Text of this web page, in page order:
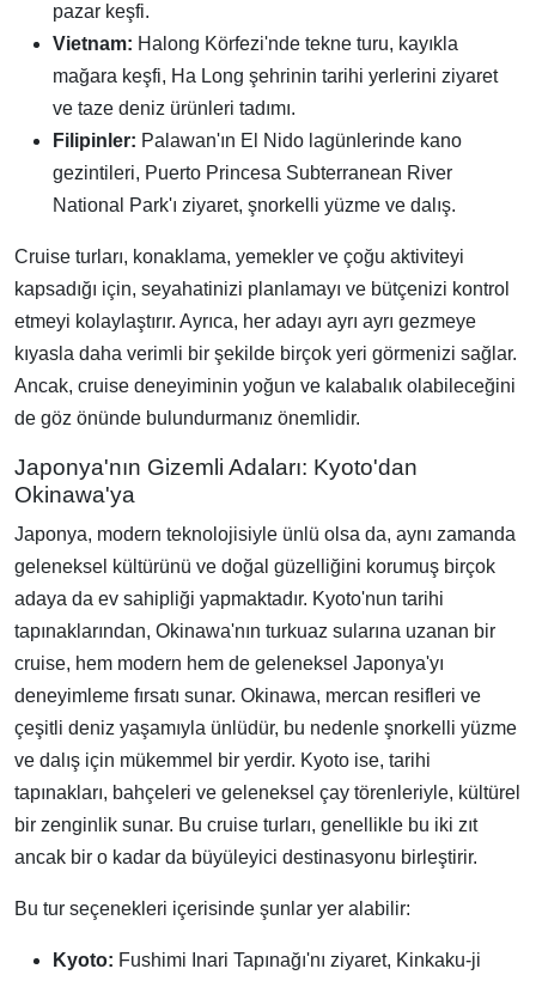
pazar keşfi.
Vietnam: Halong Körfezi'nde tekne turu, kayıkla
mağara keşfi, Ha Long şehrinin tarihi yerlerini ziyaret
ve taze deniz ürünleri tadımı.
Filipinler: Palawan'ın El Nido lagünlerinde kano
gezintileri, Puerto Princesa Subterranean River
National Park'ı ziyaret, şnorkelli yüzme ve dalış.
Cruise turları, konaklama, yemekler ve çoğu aktiviteyi
kapsadığı için, seyahatinizi planlamayı ve bütçenizi kontrol
etmeyi kolaylaştırır. Ayrıca, her adayı ayrı ayrı gezmeye
kıyasla daha verimli bir şekilde birçok yeri görmenizi sağlar.
Ancak, cruise deneyiminin yoğun ve kalabalık olabileceğini
de göz önünde bulundurmanız önemlidir.
Japonya'nın Gizemli Adaları: Kyoto'dan
Okinawa'ya
Japonya, modern teknolojisiyle ünlü olsa da, aynı zamanda
geleneksel kültürünü ve doğal güzelliğini korumuş birçok
adaya da ev sahipliği yapmaktadır. Kyoto'nun tarihi
tapınaklarından, Okinawa'nın turkuaz sularına uzanan bir
cruise, hem modern hem de geleneksel Japonya'yı
deneyimleme fırsatı sunar. Okinawa, mercan resifleri ve
çeşitli deniz yaşamıyla ünlüdür, bu nedenle şnorkelli yüzme
ve dalış için mükemmel bir yerdir. Kyoto ise, tarihi
tapınakları, bahçeleri ve geleneksel çay törenleriyle, kültürel
bir zenginlik sunar. Bu cruise turları, genellikle bu iki zıt
ancak bir o kadar da büyüleyici destinasyonu birleştirir.
Bu tur seçenekleri içerisinde şunlar yer alabilir:
Kyoto: Fushimi Inari Tapınağı'nı ziyaret, Kinkaku-ji